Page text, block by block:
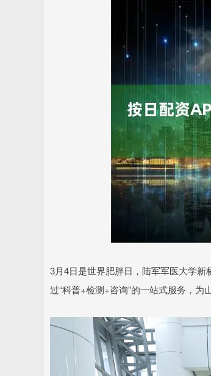
3月4日是世界肥胖日，陆军军医大学
过“科普+检测+咨询”的一站式服务，为